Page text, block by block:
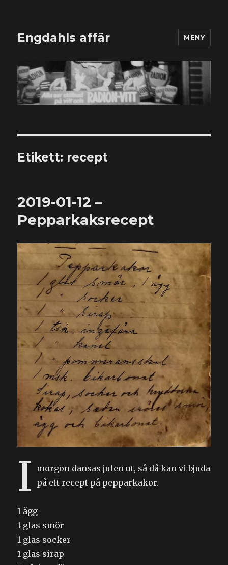
Engdahls affär MENY
Etikett: recept
2019-01-12 –
Pepparkaksrecept
I morgon dansas julen ut, så då kan vi bjuda
på ett recept på pepparkakor.
1 ägg
1 glas smör
1 glas socker
1 glas sirap